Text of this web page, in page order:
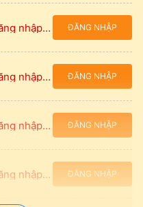
Đăng nhập để xem giá ĐĂNG NHẬP
Đăng nhập để xem giá ĐĂNG NHẬP
Đăng nhập để xem giá ĐĂNG NHẬP
Đăng nhập để xem giá ĐĂNG NHẬP